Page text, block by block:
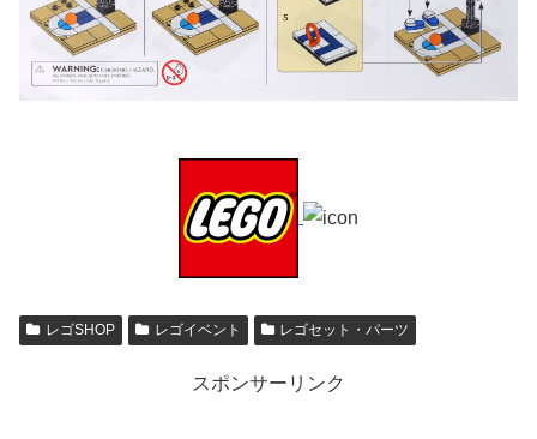
レゴSHOP レゴイベント レゴセット・パーツ
スポンサーリンク